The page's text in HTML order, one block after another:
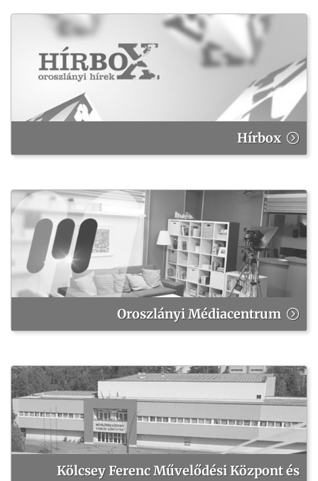
Hírbox
Oroszlányi Médiacentrum
Kölcsey Ferenc Művelődési Központ és